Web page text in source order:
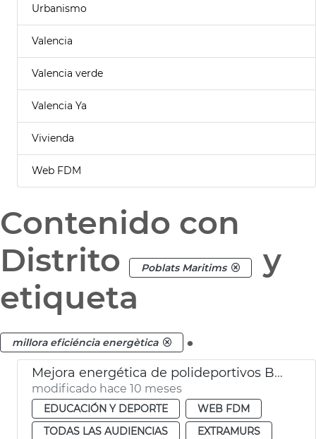
Urbanismo
Valencia
Valencia verde
Valencia Ya
Vivienda
Web FDM
Contenido con
Distrito
Poblats Maritims
y
etiqueta
millora eficiéncia energètica .
Mejora energética de polideportivos Beteró, Estadi del Turia y Benimaclet
modificado hace 10 meses
EDUCACIÓN Y DEPORTE
WEB FDM
TODAS LAS AUDIENCIAS
EXTRAMURS